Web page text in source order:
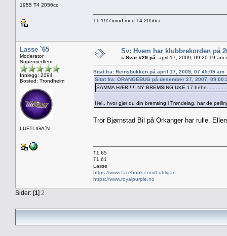
1955 T4 2056cc
T1 1955mod med T4 2056cc
Lasse `65
Moderator
Supermedlem
Innlegg: 2094
Bosted: Trondheim
LUFTLIGA`N
Sv: Hvem har klubbrekorden på
« Svar #29 på: april 17, 2009, 09:20:19 am
Sitat fra: Reinsbukken på april 17, 2009, 07:45:09 am
Sitat fra: ORANGEBUG på desember 27, 2007,
SAMMA HÆR!!!!! NY BREMSING UKE 17
Hei.. hvor gjør du din bremsing i Trøndelag, har de
Tror Bjørnstad Bil på Orkanger har rulle.
T1 65
T1 61
Lasse
https://www.facebook.com/Luftligan
https://www.royalpurple.no
Sider: [1] 2